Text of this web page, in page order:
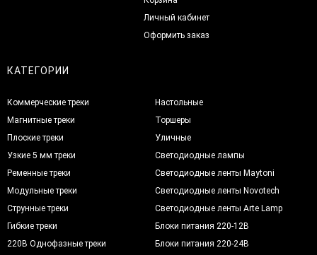
Личный кабинет
Оформить заказ
КАТЕГОРИИ
Коммерческие треки
Магнитные треки
Плоские треки
Узкие 5 мм треки
Ременные треки
Модульные треки
Струнные треки
Гибкие треки
220В Однофазные треки
Настольные
Торшеры
Уличные
Светодиодные лампы
Светодиодные ленты Maytoni
Светодиодные ленты Novotech
Светодиодные ленты Arte Lamp
Блоки питания 220-12В
Блоки питания 220-24В